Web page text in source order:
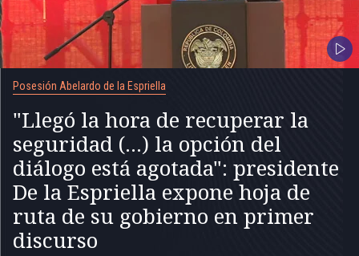
Posesión Abelardo de la Espriella
"Llegó la hora de recuperar la
seguridad (...) la opción del
diálogo está agotada": presidente
De la Espriella expone hoja de
ruta de su gobierno en primer
discurso